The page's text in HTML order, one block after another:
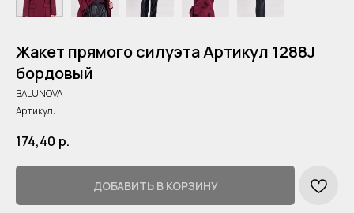
Жакет прямого силуэта Артикул 1288J
бордовый
BALUNOVA
Артикул:
174,40 р.
ДОБАВИТЬ В КОРЗИНУ